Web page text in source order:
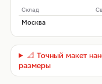
Склад
Москва
📐 Точный макет
размеры